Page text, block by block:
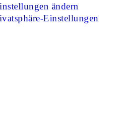
ändern
Einstellungen